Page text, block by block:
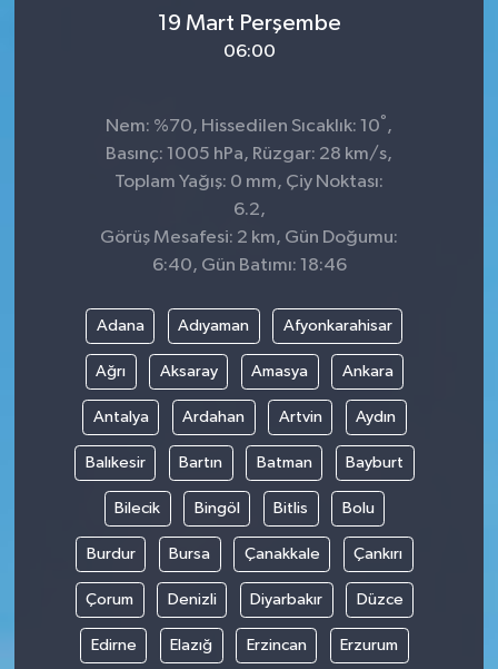
19 Mart Perşembe
06:00
Nem: %70, Hissedilen Sıcaklık: 10° ,
Basınç: 1005 hPa, Rüzgar: 28 km/s,
Toplam Yağış: 0 mm, Çiy Noktası:
6.2,
Görüş Mesafesi: 2 km, Gün Doğumu:
6:40, Gün Batımı: 18:46
Adana Adıyaman Afyonkarahisar
Ağrı Aksaray Amasya Ankara
Antalya Ardahan Artvin Aydın
Balıkesir Bartın Batman Bayburt
Bilecik Bingöl Bitlis Bolu
Burdur Bursa Çanakkale Çankırı
Çorum Denizli Diyarbakır Düzce
Edirne Elazığ Erzincan Erzurum